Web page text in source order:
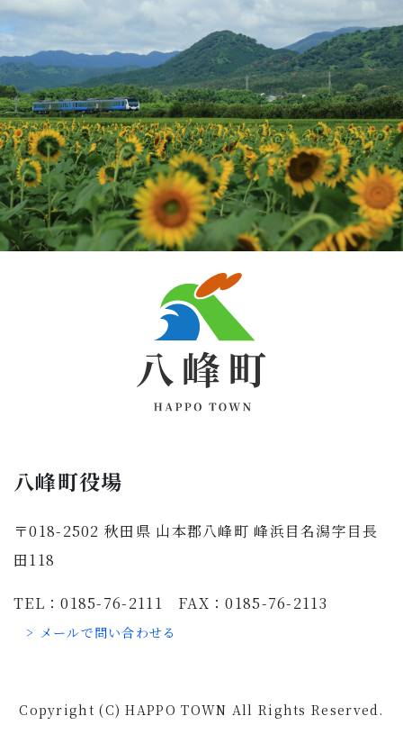
八峰町役場
〒018-2502 秋田県 山本郡八峰町 峰浜目名潟字目長
田118
TEL：0185-76-2111 FAX：0185-76-2113
> メールで問い合わせる
Copyright (C) HAPPO TOWN All Rights Reserved.